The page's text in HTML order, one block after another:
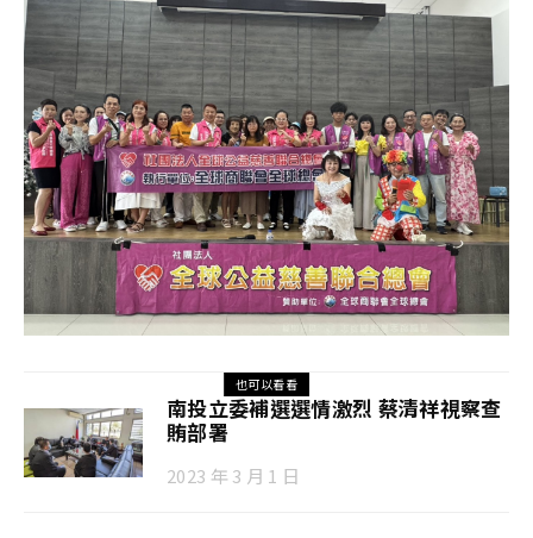
也可以看看
南投立委補選選情激烈 蔡清祥視察查
賄部署
2023 年 3 月 1 日